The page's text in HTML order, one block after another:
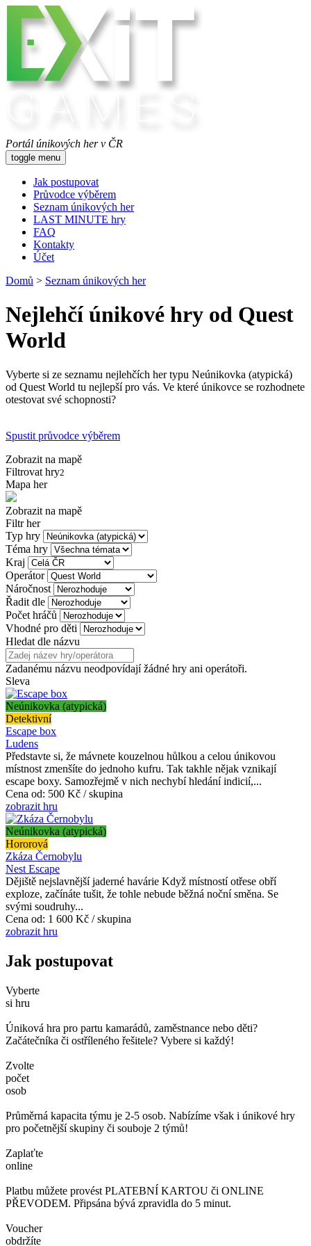
Portál únikových her v ČR
toggle menu
Jak postupovat
Průvodce výběrem
Seznam únikových her
LAST MINUTE hry
FAQ
Kontakty
Účet
Domů > Seznam únikových her
Nejlehčí únikové hry od Quest
World
Vyberte si ze seznamu nejlehčích her typu Neúnikovka (atypická)
od Quest World tu nejlepší pro vás. Ve které únikovce se rozhodnete
otestovat své schopnosti?
Spustit průvodce výběrem
Zobrazit na mapě
Filtrovat hry2
Mapa her
Zobrazit na mapě
Filtr her
Typ hry
Téma hry
Kraj
Operátor
Náročnost
Řadit dle
Počet hráčů
Vhodné pro děti
Hledat dle názvu
Zadanému názvu neodpovídají žádné hry ani operátoři.
Sleva
Neúnikovka (atypická)
Detektivní
Escape box
Ludens
Představte si, že mávnete kouzelnou hůlkou a celou únikovou
místnost zmenšíte do jednoho kufru. Tak takhle nějak vznikají
escape boxy. Samozřejmě v nich nechybí hledání indicií,...
Cena od: 500 Kč / skupina
zobrazit hru
Neúnikovka (atypická)
Hororová
Zkáza Černobylu
Nest Escape
Dějiště nejslavnější jaderné havárie Když místností otřese obří
exploze, začínáte tušit, že tohle nebude běžná noční směna. Se
svými soudruhy...
Cena od: 1 600 Kč / skupina
zobrazit hru
Jak postupovat
Vyberte
si hru
Úniková hra pro partu kamarádů, zaměstnance nebo děti?
Začátečníka či ostříleného řešitele? Vybere si každý!
Zvolte
počet
osob
Průměrná kapacita týmu je 2-5 osob. Nabízíme však i únikové hry
pro početnější skupiny či souboje 2 týmů!
Zaplaťte
online
Platbu můžete provést PLATEBNÍ KARTOU či ONLINE
PŘEVODEM. Připsána bývá zpravidla do 5 minut.
Voucher
obdržíte